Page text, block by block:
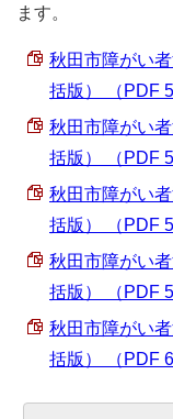
ます。
秋田市障がい
括版） （PDF
秋田市障がい
括版） （PDF
秋田市障がい
括版） （PDF
秋田市障がい
括版） （PDF
秋田市障がい
括版） （PDF